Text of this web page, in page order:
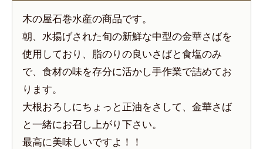
木の屋石巻水産の商品です。
朝、水揚げされた旬の新鮮な中型の金華さばを
使用しており、脂のりの良いさばと食塩のみ
で、食材の味を存分に活かし手作業で詰めてお
ります。
大根おろしにちょっと正油をさして、金華さば
と一緒にお召し上がり下さい。
最高に美味しいですよ！！